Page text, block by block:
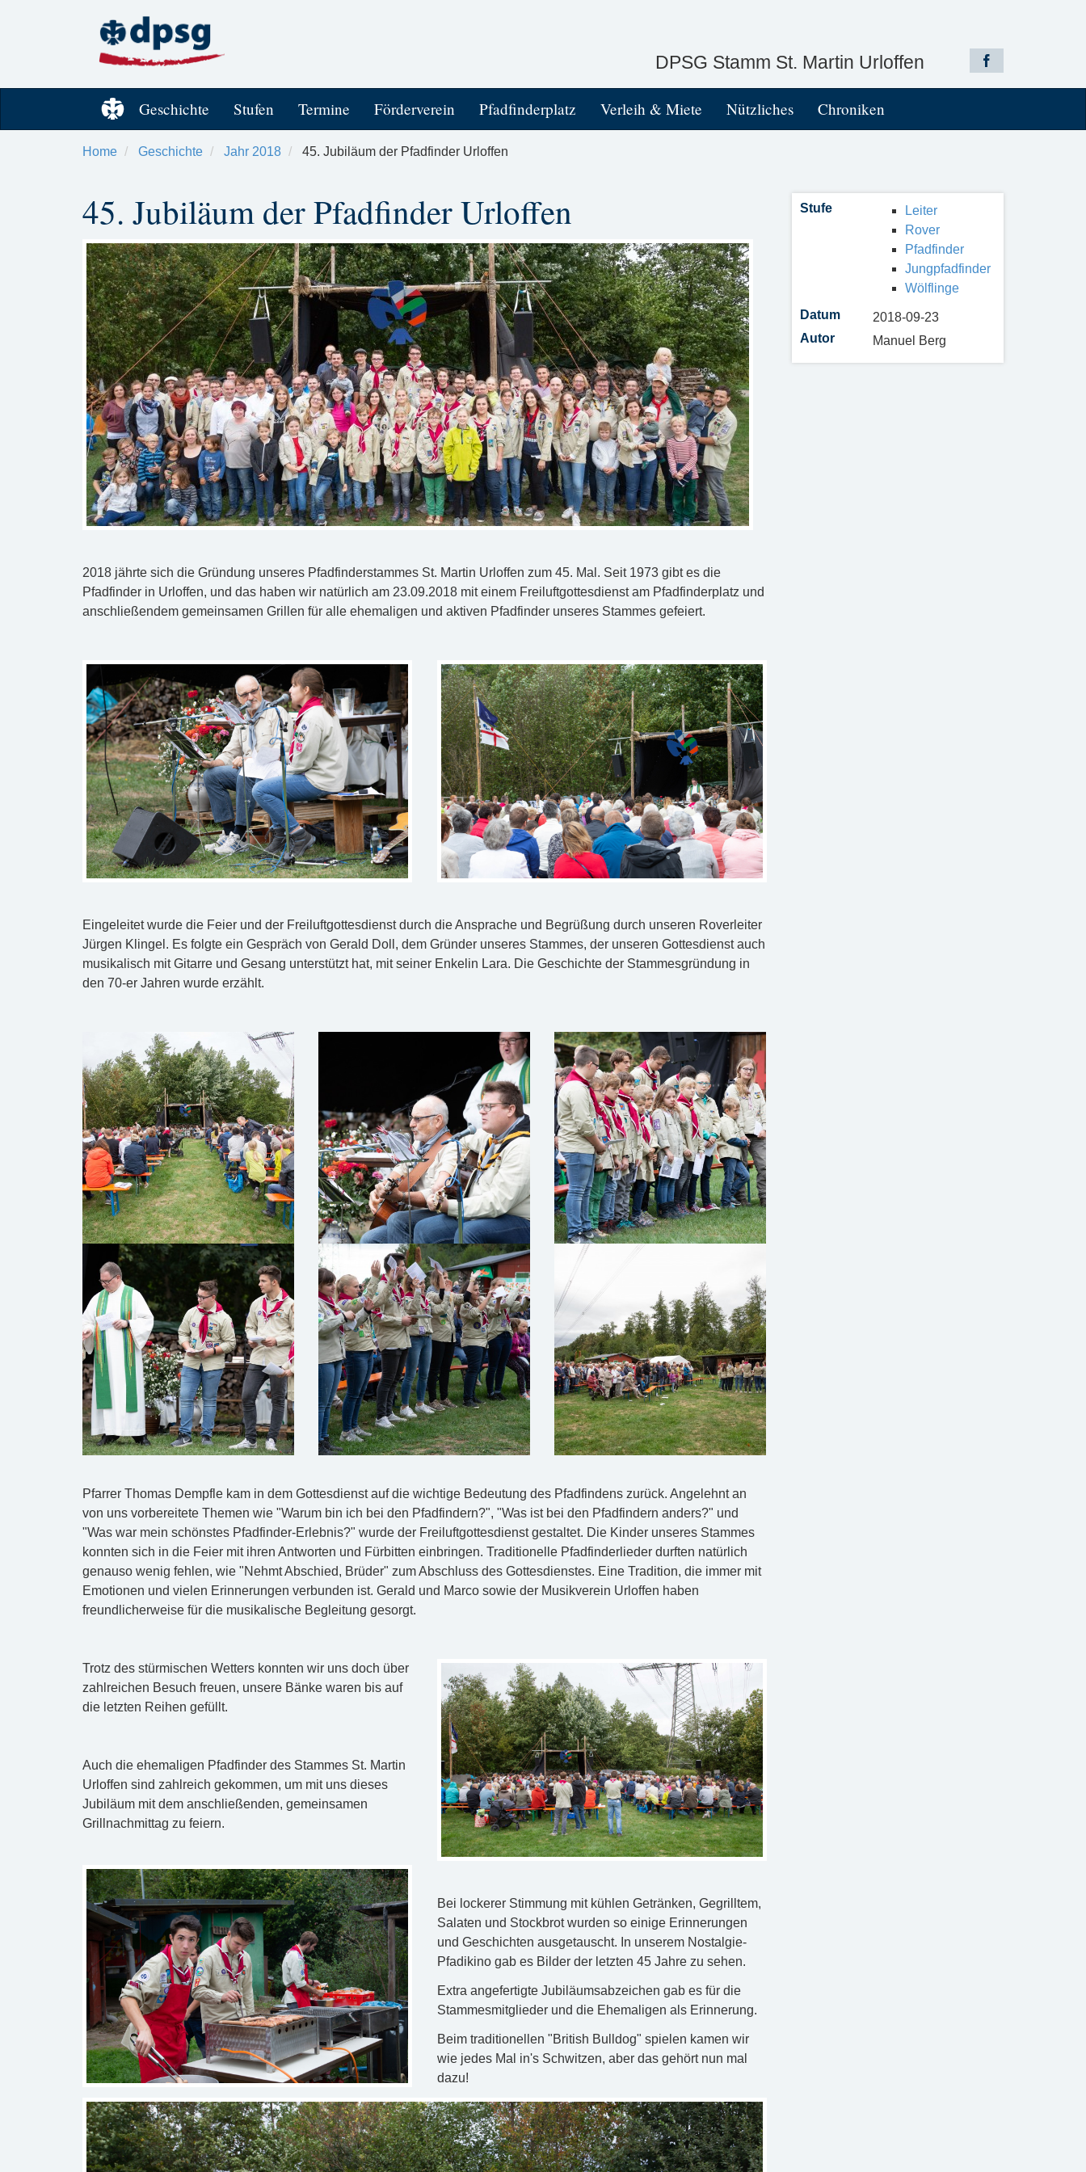
DPSG Stamm St. Martin Urloffen
Geschichte Stufen Termine Förderverein Pfadfinderplatz Verleih & Miete Nützliches Chroniken
Home Geschichte Jahr 2018 45. Jubiläum der Pfadfinder Urloffen
45. Jubiläum der Pfadfinder Urloffen
2018 jährte sich die Gründung unseres Pfadfinderstammes St. Martin Urloffen zum 45. Mal. Seit 1973 gibt es die
Pfadfinder in Urloffen, und das haben wir natürlich am 23.09.2018 mit einem Freiluftgottesdienst am Pfadfinderplatz und
anschließendem gemeinsamen Grillen für alle ehemaligen und aktiven Pfadfinder unseres Stammes gefeiert.
Eingeleitet wurde die Feier und der Freiluftgottesdienst durch die Ansprache und Begrüßung durch unseren Roverleiter
Jürgen Klingel. Es folgte ein Gespräch von Gerald Doll, dem Gründer unseres Stammes, der unseren Gottesdienst auch
musikalisch mit Gitarre und Gesang unterstützt hat, mit seiner Enkelin Lara. Die Geschichte der Stammesgründung in
den 70-er Jahren wurde erzählt.
Pfarrer Thomas Dempfle kam in dem Gottesdienst auf die wichtige Bedeutung des Pfadfindens zurück. Angelehnt an
von uns vorbereitete Themen wie "Warum bin ich bei den Pfadfindern?", "Was ist bei den Pfadfindern anders?" und
"Was war mein schönstes Pfadfinder-Erlebnis?" wurde der Freiluftgottesdienst gestaltet. Die Kinder unseres Stammes
konnten sich in die Feier mit ihren Antworten und Fürbitten einbringen. Traditionelle Pfadfinderlieder durften natürlich
genauso wenig fehlen, wie "Nehmt Abschied, Brüder" zum Abschluss des Gottesdienstes. Eine Tradition, die immer mit
Emotionen und vielen Erinnerungen verbunden ist. Gerald und Marco sowie der Musikverein Urloffen haben
freundlicherweise für die musikalische Begleitung gesorgt.
Trotz des stürmischen Wetters konnten wir uns doch über
zahlreichen Besuch freuen, unsere Bänke waren bis auf
die letzten Reihen gefüllt.
Auch die ehemaligen Pfadfinder des Stammes St. Martin
Urloffen sind zahlreich gekommen, um mit uns dieses
Jubiläum mit dem anschließenden, gemeinsamen
Grillnachmittag zu feiern.
Bei lockerer Stimmung mit kühlen Getränken, Gegrilltem,
Salaten und Stockbrot wurden so einige Erinnerungen
und Geschichten ausgetauscht. In unserem Nostalgie-
Pfadikino gab es Bilder der letzten 45 Jahre zu sehen.
Extra angefertigte Jubiläumsabzeichen gab es für die
Stammesmitglieder und die Ehemaligen als Erinnerung.
Beim traditionellen "British Bulldog" spielen kamen wir
wie jedes Mal in's Schwitzen, aber das gehört nun mal
dazu!
Stufe
Leiter
Rover
Pfadfinder
Jungpfadfinder
Wölflinge
Datum
2018-09-23
Autor
Manuel Berg